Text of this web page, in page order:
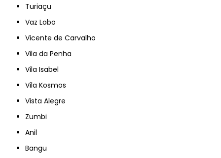
Turiaçu
Vaz Lobo
Vicente de Carvalho
Vila da Penha
Vila Isabel
Vila Kosmos
Vista Alegre
Zumbi
Anil
Bangu